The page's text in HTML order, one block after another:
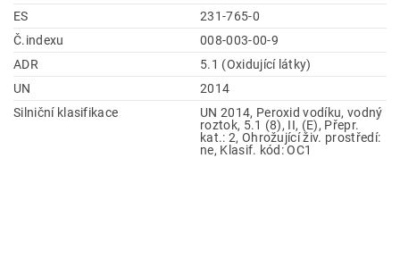
ES
231-765-0
Č.indexu
008-003-00-9
ADR
5.1 (Oxidující látky)
UN
2014
Silniční klasifikace
UN 2014, Peroxid vodíku, vodný
roztok, 5.1 (8), II, (E), Přepr.
kat.: 2, Ohrožující živ. prostředí:
ne, Klasif. kód: OC1